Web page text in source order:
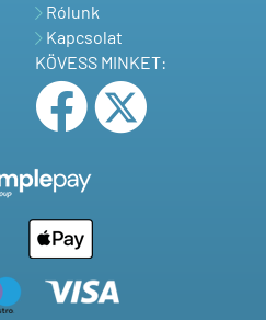
Rólunk
Kapcsolat
KÖVESS MINKET: